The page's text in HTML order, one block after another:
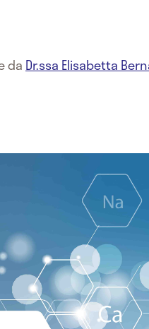
da Dr.ssa Elisabetta